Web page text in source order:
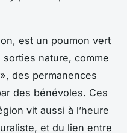
est un poumon vert
sorties nature, comme
des permanences
des bénévoles. Ces
vit aussi à l’heure
et du lien entre